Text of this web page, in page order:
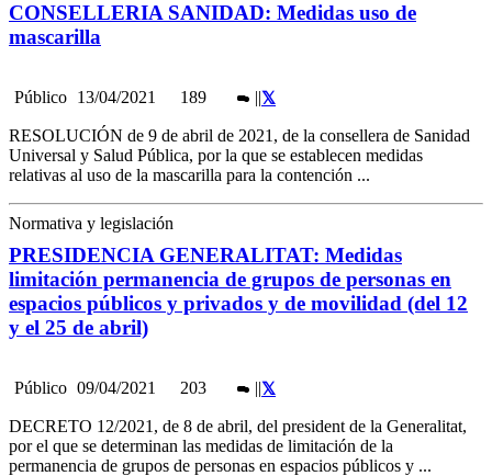
CONSELLERIA SANIDAD: Medidas uso de
mascarilla
Público 13/04/2021 189 ||
RESOLUCIÓN de 9 de abril de 2021, de la consellera de Sanidad
Universal y Salud Pública, por la que se establecen medidas
relativas al uso de la mascarilla para la contención ...
Normativa y legislación
PRESIDENCIA GENERALITAT: Medidas
limitación permanencia de grupos de personas en
espacios públicos y privados y de movilidad (del 12
y el 25 de abril)
Público 09/04/2021 203 ||
DECRETO 12/2021, de 8 de abril, del president de la Generalitat,
por el que se determinan las medidas de limitación de la
permanencia de grupos de personas en espacios públicos y ...